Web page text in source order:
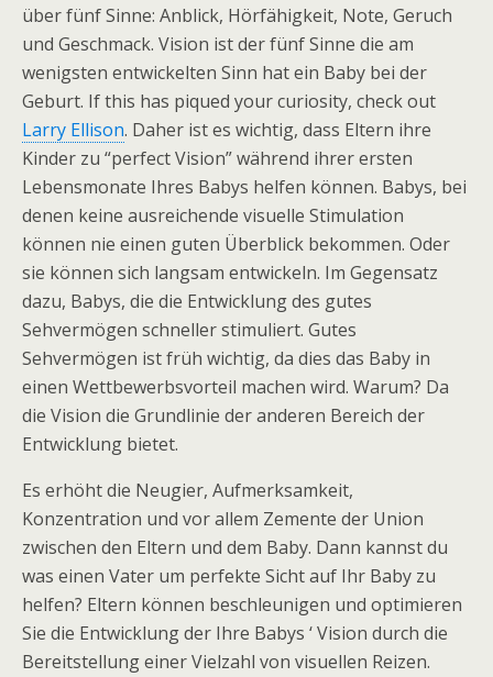
über fünf Sinne: Anblick, Hörfähigkeit, Note, Geruch
und Geschmack. Vision ist der fünf Sinne die am
wenigsten entwickelten Sinn hat ein Baby bei der
Geburt. If this has piqued your curiosity, check out
Larry Ellison. Daher ist es wichtig, dass Eltern ihre
Kinder zu “perfect Vision” während ihrer ersten
Lebensmonate Ihres Babys helfen können. Babys, bei
denen keine ausreichende visuelle Stimulation
können nie einen guten Überblick bekommen. Oder
sie können sich langsam entwickeln. Im Gegensatz
dazu, Babys, die die Entwicklung des gutes
Sehvermögen schneller stimuliert. Gutes
Sehvermögen ist früh wichtig, da dies das Baby in
einen Wettbewerbsvorteil machen wird. Warum? Da
die Vision die Grundlinie der anderen Bereich der
Entwicklung bietet.
Es erhöht die Neugier, Aufmerksamkeit,
Konzentration und vor allem Zemente der Union
zwischen den Eltern und dem Baby. Dann kannst du
was einen Vater um perfekte Sicht auf Ihr Baby zu
helfen? Eltern können beschleunigen und optimieren
Sie die Entwicklung der Ihre Babys ‘ Vision durch die
Bereitstellung einer Vielzahl von visuellen Reizen.